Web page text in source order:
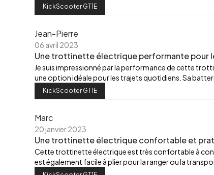
KickScooter GT1E
Jean-Pierre
06 avril 2023
Une trottinette électrique performante pour
Je suis impressionné par la performance de cette
une option idéale pour les trajets quotidiens. Sa
KickScooter GT1E
Marc
20 janvier 2023
Une trottinette électrique confortable et
Cette trottinette électrique est très confortable à
est également facile à plier pour la ranger ou la